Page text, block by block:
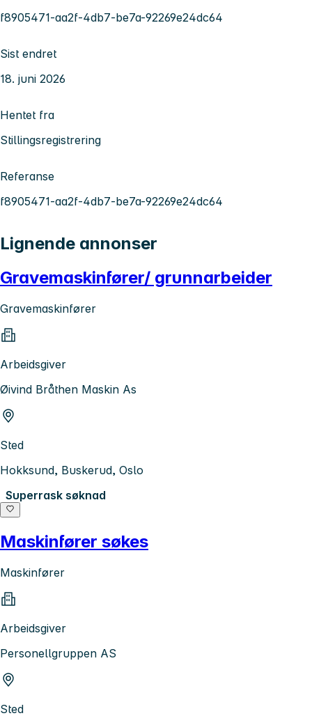
f8905471-aa2f-4db7-be7a-92269e24dc64
Sist endret
18. juni 2026
Hentet fra
Stillingsregistrering
Referanse
f8905471-aa2f-4db7-be7a-92269e24dc64
Lignende annonser
Gravemaskinfører/ grunnarbeider
Gravemaskinfører
Arbeidsgiver
Øivind Bråthen Maskin As
Sted
Hokksund, Buskerud, Oslo
Superrask søknad
Maskinfører søkes
Maskinfører
Arbeidsgiver
Personellgruppen AS
Sted